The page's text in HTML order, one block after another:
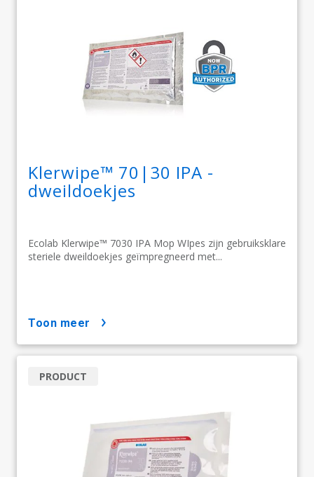
Klerwipe™ 70|30 IPA -
dweildoekjes
Ecolab Klerwipe™ 7030 IPA Mop WIpes zijn gebruiksklare
steriele dweildoekjes geïmpregneerd met...
toon meer
PRODUCT